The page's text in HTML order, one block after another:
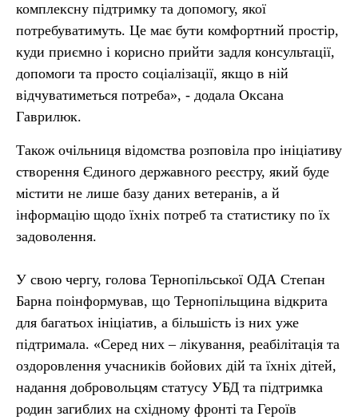
комплексну підтримку та допомогу, якої
потребуватимуть. Це має бути комфортний простір,
куди приємно і корисно прийти задля консультації,
допомоги та просто соціалізації, якщо в ній
відчуватиметься потреба», - додала Оксана
Гаврилюк.
Також очільниця відомства розповіла про ініціативу
створення Єдиного державного реєстру, який буде
містити не лише базу даних ветеранів, а й
інформацію щодо їхніх потреб та статистику по їх
задоволення.
У свою чергу, голова Тернопільської ОДА Степан
Барна поінформував, що Тернопільщина відкрита
для багатьох ініціатив, а більшість із них уже
підтримала. «Серед них – лікування, реабілітація та
оздоровлення учасників бойових дій та їхніх дітей,
надання добровольцям статусу УБД та підтримка
родин загиблих на східному фронті та Героїв